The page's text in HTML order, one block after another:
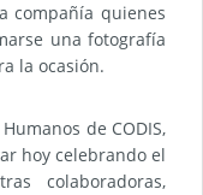
compañía quienes
una fotografía
la ocasión.
de CODIS,
hoy celebrando el
colaboradoras,